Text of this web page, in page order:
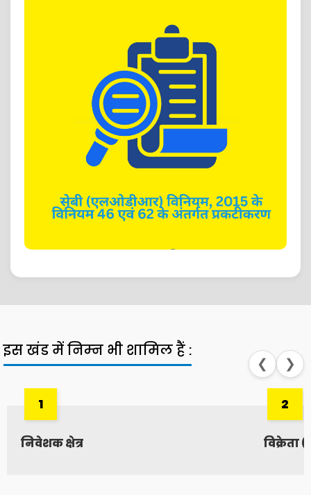
इस खंड में निम्‍न भी शामिल हैं :
❮ ❯
1
निवेशक क्षेत्र
2
विक्रेता